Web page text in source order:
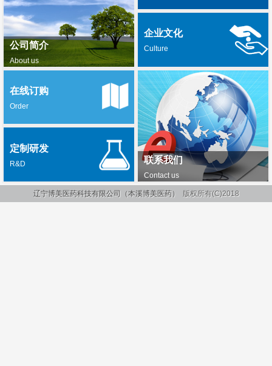
公司简介
About us
企业文化
Culture
联系我们
Contact us
在线订购
Order
定制研发
R&D
辽宁博美医药科技有限公司（本溪博美医药） 版权所有(C)2018